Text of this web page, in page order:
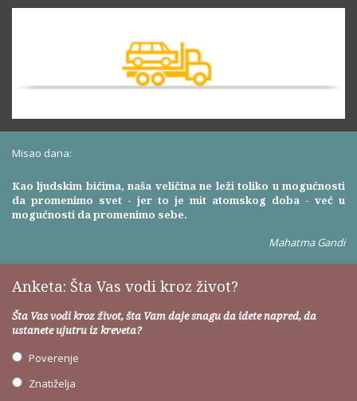
Misao dana:
Kao ljudskim bićima, naša veličina ne leži toliko u mogućnosti
da promenimo svet - jer to je mit atomskog doba - već u
mogućnosti da promenimo sebe.
Mahatma Gandi
Anketa: Šta Vas vodi kroz život?
Šta Vas vodi kroz život, šta Vam daje snagu da idete napred, da
ustanete ujutru iz kreveta?
Poverenje
Znatiželja